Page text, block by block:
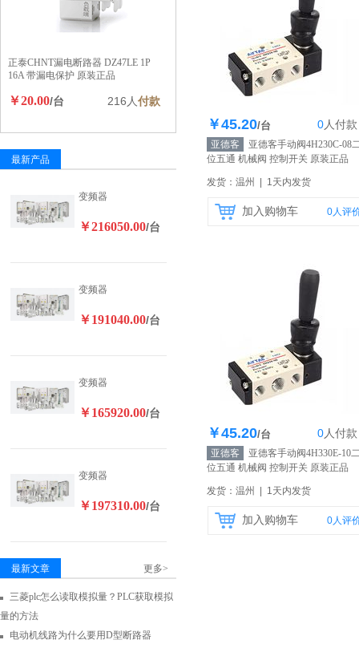
库存200个
￥45.20/台 0人付款
亚德客
亚德客手动阀4H230C-08
位五通 机械阀 控制开关 原装正品
发货：温州 | 1天内发货
加入购物车 0人评
库存200个
￥45.20/台 0人付款
亚德客
亚德客手动阀4H330E-10
位五通 机械阀 控制开关 原装正品
发货：温州 | 1天内发货
加入购物车 0人评
正泰CHNT漏电断路器 DZ47LE 1P
16A 带漏电保护 原装正品
￥20.00/台 216人付款
最新产品
变频器
￥216050.00/台
变频器
￥191040.00/台
变频器
￥165920.00/台
变频器
￥197310.00/台
最新文章 更多>
三菱plc怎么读取模拟量？PLC获取模拟
量的方法
电动机线路为什么要用D型断路器